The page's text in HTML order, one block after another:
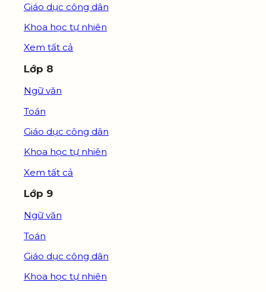
Giáo dục công dân
Khoa học tự nhiên
Xem tất cả
Lớp 8
Ngữ văn
Toán
Giáo dục công dân
Khoa học tự nhiên
Xem tất cả
Lớp 9
Ngữ văn
Toán
Giáo dục công dân
Khoa học tự nhiên